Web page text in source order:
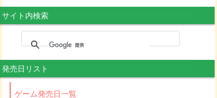
サイト内検索
発売日リスト
ゲーム発売日一覧